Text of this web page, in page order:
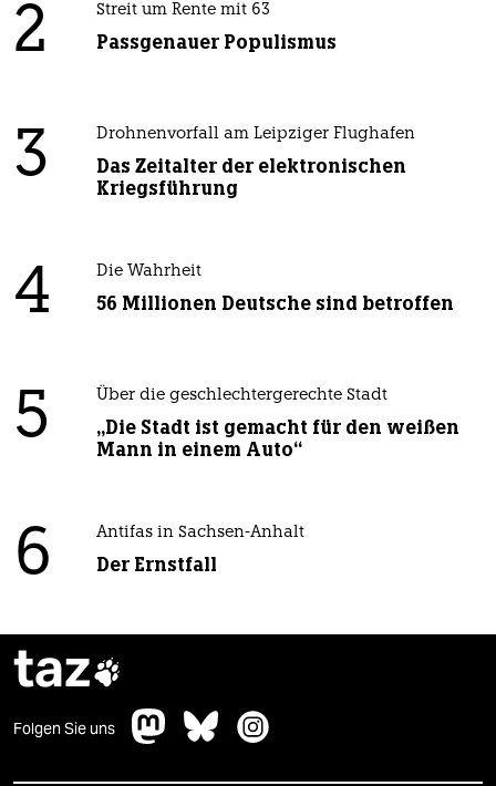
2 Streit um Rente mit 63
Passgenauer Populismus
3 Drohnenvorfall am Leipziger Flughafen
Das Zeitalter der elektronischen
Kriegsführung
4 Die Wahrheit
56 Millionen Deutsche sind betroffen
5 Über die geschlechtergerechte Stadt
„Die Stadt ist gemacht für den weißen
Mann in einem Auto“
6 Antifas in Sachsen-Anhalt
Der Ernstfall
taz
Folgen Sie uns